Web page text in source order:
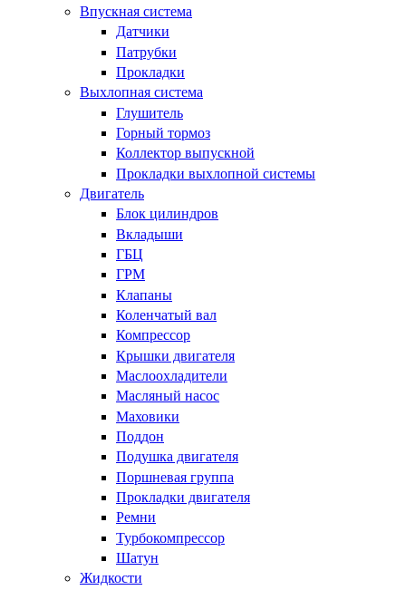
Впускная система
Датчики
Патрубки
Прокладки
Выхлопная система
Глушитель
Горный тормоз
Коллектор выпускной
Прокладки выхлопной системы
Двигатель
Блок цилиндров
Вкладыши
ГБЦ
ГРМ
Клапаны
Коленчатый вал
Компрессор
Крышки двигателя
Маслоохладители
Масляный насос
Маховики
Поддон
Подушка двигателя
Поршневая группа
Прокладки двигателя
Ремни
Турбокомпрессор
Шатун
Жидкости